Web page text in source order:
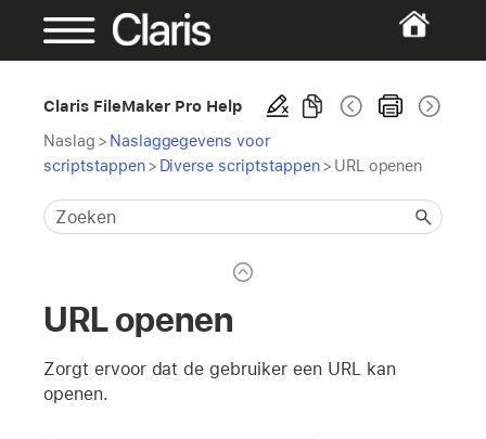
Claris FileMaker Pro Help
Naslag > Naslaggegevens voor
scriptstappen > Diverse scriptstappen> URL openen
URL openen
Zorgt ervoor dat de gebruiker een URL kan
openen.